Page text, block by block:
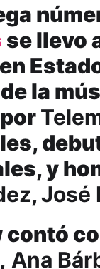
se llevo
la
y
,José
contó
, Ana